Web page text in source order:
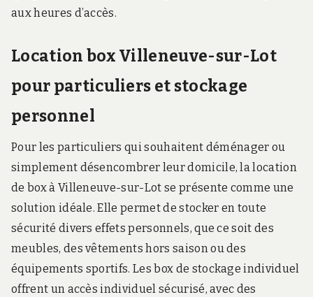
aux heures d’accès.
Location box Villeneuve-sur-Lot
pour particuliers et stockage
personnel
Pour les particuliers qui souhaitent déménager ou
simplement désencombrer leur domicile, la location
de box à Villeneuve-sur-Lot se présente comme une
solution idéale. Elle permet de stocker en toute
sécurité divers effets personnels, que ce soit des
meubles, des vêtements hors saison ou des
équipements sportifs. Les box de stockage individuel
offrent un accès individuel sécurisé, avec des